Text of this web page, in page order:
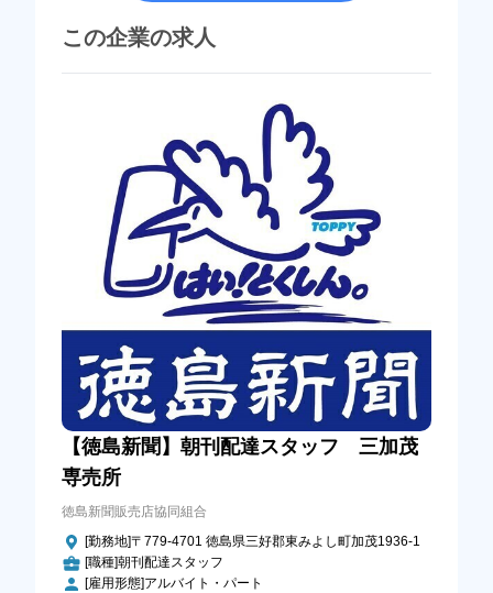
この企業の求人
【徳島新聞】朝刊配達スタッフ 三加茂
専売所
徳島新聞販売店協同組合
[勤務地]〒779-4701 徳島県三好郡東みよし町加茂1936-1
[職種]朝刊配達スタッフ
[雇用形態]アルバイト・パート